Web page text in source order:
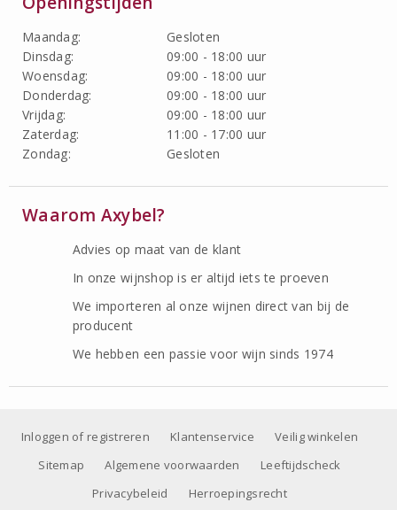
Maandag:
Gesloten
Dinsdag:
09:00 - 18:00 uur
Woensdag:
09:00 - 18:00 uur
Donderdag:
09:00 - 18:00 uur
Vrijdag:
09:00 - 18:00 uur
Zaterdag:
11:00 - 17:00 uur
Zondag:
Gesloten
Waarom Axybel?
Advies op maat van de klant
In onze wijnshop is er altijd iets te proeven
We importeren al onze wijnen direct van bij de
producent
We hebben een passie voor wijn sinds 1974
Inloggen of registreren Klantenservice
Veilig winkelen
Sitemap
Algemene voorwaarden
Leeftijdscheck
Privacybeleid
Herroepingsrecht